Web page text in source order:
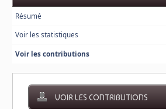
Résumé
Voir les statistiques
Voir les contributions
VOIR LES CONTRIBUTIONS